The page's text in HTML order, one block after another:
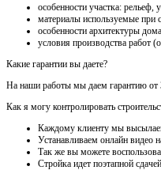
особенности участка: рельеф,
материалы используемые при
особенности архитектуры дома
условия производства работ
Какие гарантии вы даете?
На наши работы мы даем гарантию от
Как я могу контролировать
Каждому клиенту мы
Устанавливаем онлайн видео
Так же вы можете
Стройка идет поэтапной